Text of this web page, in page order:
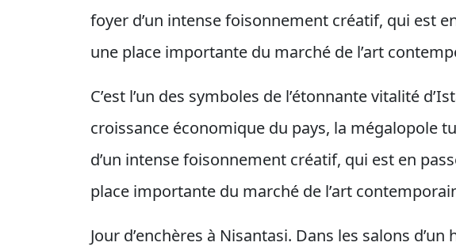
foyer d’un intense foisonnement créatif, qui est
une place importante du marché de l’art
C’est l’un des symboles de l’étonnante vitalité
croissance économique du pays, la mégalopole
d’un intense foisonnement créatif, qui est en
place importante du marché de l’art
Jour d’enchères à Nisantasi. Dans les salons